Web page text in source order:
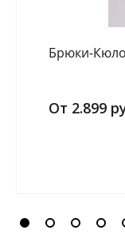
Брюки-
От 2.899